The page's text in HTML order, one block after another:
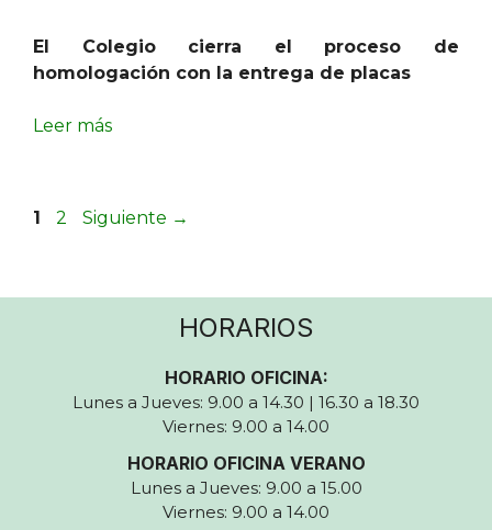
El Colegio cierra el proceso de
homologación con la entrega de placas
Leer más
Página
1 Página
2 Siguiente →
HORARIOS
HORARIO OFICINA:
Lunes a Jueves: 9.00 a 14.30 | 16.30 a 18.30
Viernes: 9.00 a 14.00
HORARIO OFICINA VERANO
Lunes a Jueves: 9.00 a 15.00
Viernes: 9.00 a 14.00